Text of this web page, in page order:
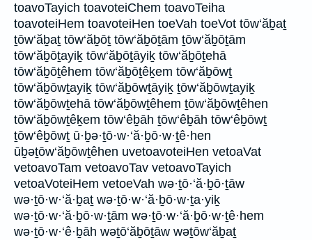
toavoTayich toavoteiChem toavoTeiha
toavoteiHem toavoteiHen toeVah toeVot tōw‘ăḇaṯ
ṯōw‘ăḇaṯ tōw‘ăḇōṯ tōw‘ăḇōṯām ṯōw‘ăḇōṯām
tōw‘ăḇōṯayiḵ tōw‘ăḇōṯāyiḵ tōw‘ăḇōṯehā
tōw‘ăḇōṯêhem tōw‘ăḇōṯêḵem tōw‘ăḇōwṯ
tōw‘ăḇōwṯayiḵ tōw‘ăḇōwṯāyiḵ ṯōw‘ăḇōwṯayiḵ
tōw‘ăḇōwṯehā tōw‘ăḇōwṯêhem ṯōw‘ăḇōwṯêhen
tōw‘ăḇōwṯêḵem tōw‘êḇāh ṯōw‘êḇāh tōw‘êḇōwṯ
ṯōw‘êḇōwṯ ū·ḇə·ṯō·w·‘ă·ḇō·w·ṯê·hen
ūḇəṯōw‘ăḇōwṯêhen uvetoavoteiHen vetoaVat
vetoavoTam vetoavoTav vetoavoTayich
vetoaVoteiHem vetoeVah wə·ṯō·‘ă·ḇō·ṯāw
wə·ṯō·w·‘ă·ḇaṯ wə·ṯō·w·‘ă·ḇō·w·ṯa·yiḵ
wə·ṯō·w·‘ă·ḇō·w·ṯām wə·ṯō·w·‘ă·ḇō·w·ṯê·hem
wə·ṯō·w·‘ê·ḇāh wəṯō‘ăḇōṯāw wəṯōw‘ăḇaṯ